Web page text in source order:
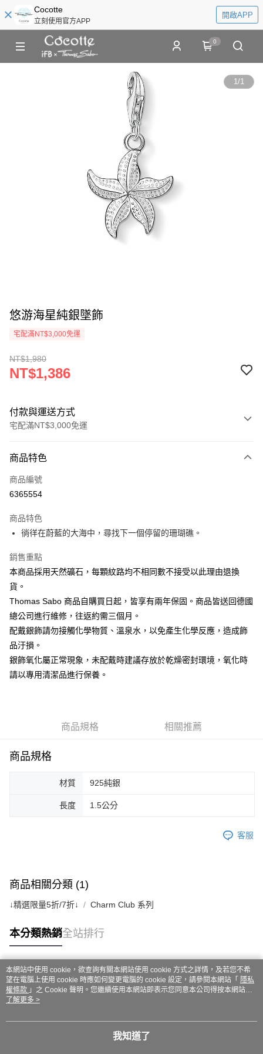
Cocotte
立刻使用官方APP
開啟APP
0
1/1
悠游海星純銀墜飾
宅配滿NT$3,000免運
NT$1,980
NT$1,386
付款與運送方式
宅配滿NT$3,000免運
信用卡一次付款
Apple Pay
ATM付款
運送方式
黑貓宅急便
商品特色
商品編號
6365554
商品特色
徜徉在蔚藍的大海中，尋找下一個停留的珊瑚礁。
銷售重點
本商品採用天然礦石，每顆紋路均不相同數不接受以此理由退換
貨。
Thomas Sabo 商品自購買日起，皆享有兩年保固。商品皆送回德國
總公司進行維修，往返約需三個月。
配戴銀飾請勿接觸化學物質、溫泉水，以免產生化學反應，造成飾
品汙損。
銀飾氧化屬正常現象，未配戴時建議存放於乾燥密封環境，氧化時
請以專用清潔品進行保養。
商品規格 相關推薦
商品規格
材質 925純銀
長度 1.5公分
客服
商品相關分類 (1)
↓精選限量5折/7折↓ Charm Club 系列
本分類熱銷全站排行
熱門標籤
本網站中使用 cookie，欲查詢有關本網站使用 cookie 方式之詳情，及若您不希
望在電腦上使用 cookie 時應如何變更電腦的 cookie 設定，請參閱本網站「 隱私
權條款 」之 Cookie 聲明。您繼續使用本網站即表示您同意本公司得按本網站使
用條款之 Cookie 聲明使用 cookie。
了解更多 >
我知道了